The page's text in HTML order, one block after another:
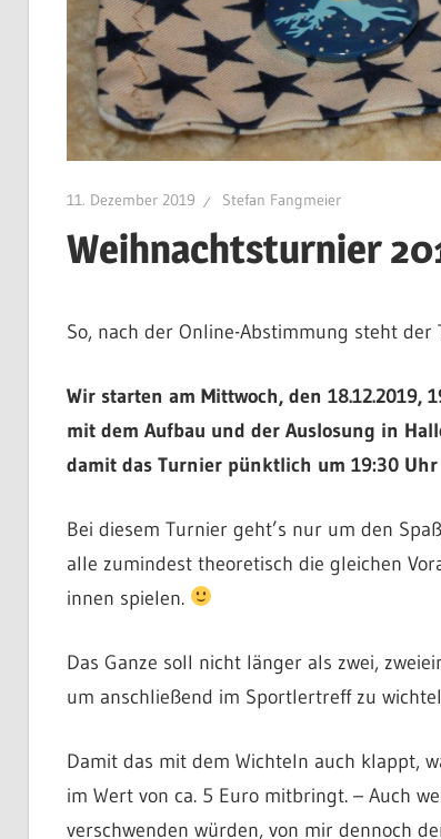
11. Dezember 2019 Stefan Fangmeier
Weihnachtsturnier
So, nach der Online-Abstimmung steht der
Wir starten am Mittwoch, den 18.12.2019,
mit dem Aufbau und der Auslosung in
damit das Turnier pünktlich um 19:30
Bei diesem Turnier geht’s nur um den
alle zumindest theoretisch die gleichen
innen spielen.
Das Ganze soll nicht länger als zwei,
um anschließend im Sportlertreff zu
Damit das mit dem Wichteln auch klappt,
im Wert von ca. 5 Euro mitbringt. – Auch
verschwenden würden, von mir dennoch